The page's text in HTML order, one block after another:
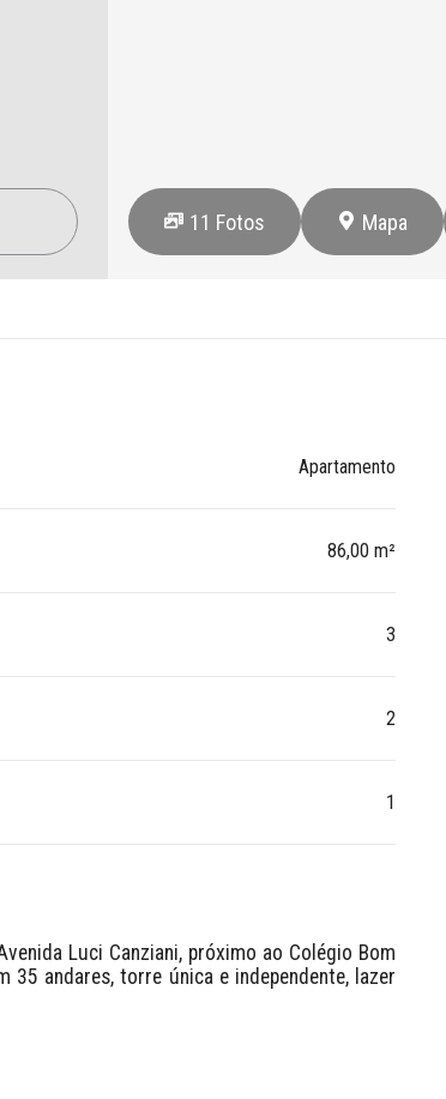
11 Fotos Mapa
Apartamento
86,00 m²
3
2
1
Luci Canziani, próximo ao Colégio Bom
35 andares, torre única e independente, lazer